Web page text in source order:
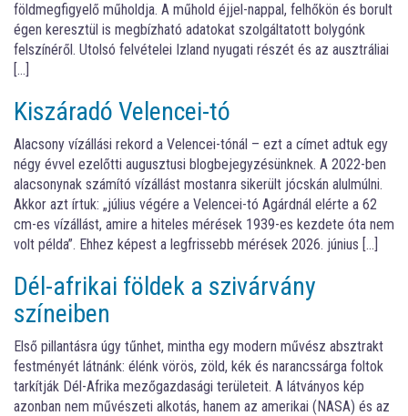
földmegfigyelő műholdja. A műhold éjjel-nappal, felhőkön és borult
égen keresztül is megbízható adatokat szolgáltatott bolygónk
felszínéről. Utolsó felvételei Izland nyugati részét és az ausztráliai
[…]
Kiszáradó Velencei-tó
Alacsony vízállási rekord a Velencei-tónál – ezt a címet adtuk egy
négy évvel ezelőtti augusztusi blogbejegyzésünknek. A 2022-ben
alacsonynak számító vízállást mostanra sikerült jócskán alulmúlni.
Akkor azt írtuk: „július végére a Velencei-tó Agárdnál elérte a 62
cm-es vízállást, amire a hiteles mérések 1939-es kezdete óta nem
volt példa”. Ehhez képest a legfrissebb mérések 2026. június […]
Dél-afrikai földek a szivárvány
színeiben
Első pillantásra úgy tűnhet, mintha egy modern művész absztrakt
festményét látnánk: élénk vörös, zöld, kék és narancssárga foltok
tarkítják Dél-Afrika mezőgazdasági területeit. A látványos kép
azonban nem művészeti alkotás, hanem az amerikai (NASA) és az